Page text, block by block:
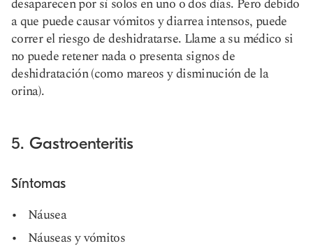
desaparecen por sí solos en uno o dos días. Pero debido
a que puede causar vómitos y diarrea intensos, puede
correr el riesgo de deshidratarse. Llame a su médico si
no puede retener nada o presenta signos de
deshidratación (como mareos y disminución de la
orina).
5. Gastroenteritis
Síntomas
Náusea
Náuseas y vómitos